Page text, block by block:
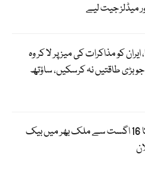
میڈلز جیت لیے
کو مذاکرات کی میز پر لا کر وہ
جو بڑی طاقتیں نہ کرسکیں، ساؤتھ
جماعت اسلامی کا 16 اگست سے ملک بھر میں بیک